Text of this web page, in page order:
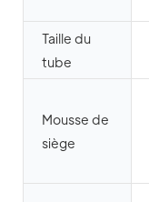
Taille du
tube
Mousse de
siège